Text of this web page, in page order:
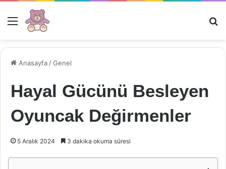
Menü
Anasayfa /Genel
Hayal Gücünü Besleyen
Oyuncak Değirmenler
5 Aralık 2024 3 dakika okuma süresi